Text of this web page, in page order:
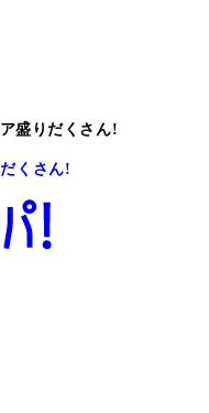
盛りだくさん!
くさん!